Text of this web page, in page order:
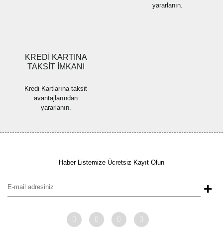
yararlanın.
KREDİ KARTINA
TAKSİT İMKANI
Kredi Kartlarına taksit
avantajlarından
yararlanın.
Haber Listemize Ücretsiz Kayıt Olun
+